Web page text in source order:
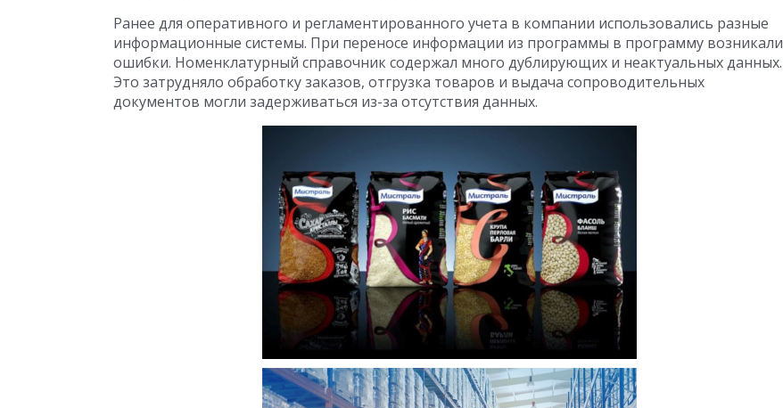
Ранее для оперативного и регламентированного учета в компании использовались разные
информационные системы. При переносе информации из программы в программу возникали
ошибки. Номенклатурный справочник содержал много дублирующих и неактуальных данных.
Это затрудняло обработку заказов, отгрузка товаров и выдача сопроводительных
документов могли задерживаться из-за отсутствия данных.